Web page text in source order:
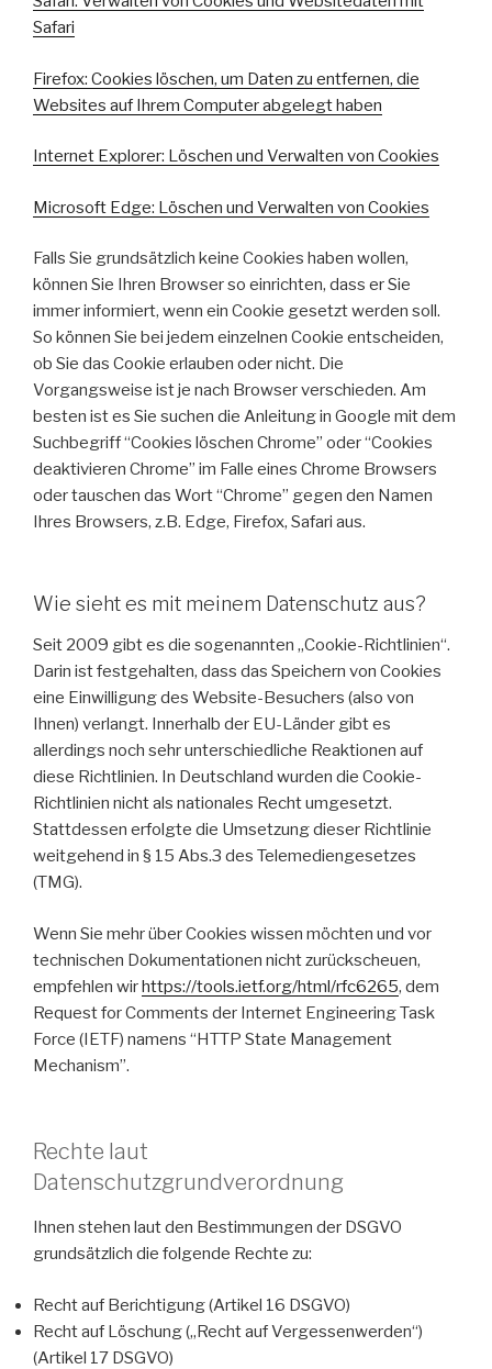
Safari
Firefox: Cookies löschen, um Daten zu entfernen, die
Websites auf Ihrem Computer abgelegt haben
Internet Explorer: Löschen und Verwalten von Cookies
Microsoft Edge: Löschen und Verwalten von Cookies
Falls Sie grundsätzlich keine Cookies haben wollen,
können Sie Ihren Browser so einrichten, dass er Sie
immer informiert, wenn ein Cookie gesetzt werden soll.
So können Sie bei jedem einzelnen Cookie entscheiden,
ob Sie das Cookie erlauben oder nicht. Die
Vorgangsweise ist je nach Browser verschieden. Am
besten ist es Sie suchen die Anleitung in Google mit dem
Suchbegriff “Cookies löschen Chrome” oder “Cookies
deaktivieren Chrome” im Falle eines Chrome Browsers
oder tauschen das Wort “Chrome” gegen den Namen
Ihres Browsers, z.B. Edge, Firefox, Safari aus.
Wie sieht es mit meinem Datenschutz aus?
Seit 2009 gibt es die sogenannten „Cookie-Richtlinien“.
Darin ist festgehalten, dass das Speichern von Cookies
eine Einwilligung des Website-Besuchers (also von
Ihnen) verlangt. Innerhalb der EU-Länder gibt es
allerdings noch sehr unterschiedliche Reaktionen auf
diese Richtlinien. In Deutschland wurden die Cookie-
Richtlinien nicht als nationales Recht umgesetzt.
Stattdessen erfolgte die Umsetzung dieser Richtlinie
weitgehend in § 15 Abs.3 des Telemediengesetzes
(TMG).
Wenn Sie mehr über Cookies wissen möchten und vor
technischen Dokumentationen nicht zurückscheuen,
empfehlen wirhttps://tools.ietf.org/html/rfc6265, dem
Request for Comments der Internet Engineering Task
Force (IETF) namens “HTTP State Management
Mechanism”.
Rechte laut
Datenschutzgrundverordnung
Ihnen stehen laut den Bestimmungen der DSGVO
grundsätzlich die folgende Rechte zu:
Recht auf Berichtigung (Artikel 16 DSGVO)
Recht auf Löschung („Recht auf Vergessenwerden“)
(Artikel 17 DSGVO)